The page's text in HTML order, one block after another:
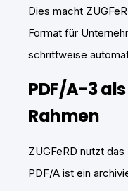
Dies macht
Format für
schrittweise
PDF/A-3
Rahmen
ZUGFeRD nutzt
PDF/A ist ein